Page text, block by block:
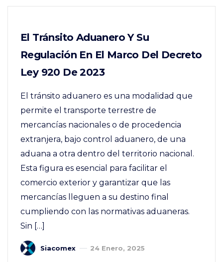
El Tránsito Aduanero Y Su
Regulación En El Marco Del Decreto
Ley 920 De 2023
El tránsito aduanero es una modalidad que
permite el transporte terrestre de
mercancías nacionales o de procedencia
extranjera, bajo control aduanero, de una
aduana a otra dentro del territorio nacional.
Esta figura es esencial para facilitar el
comercio exterior y garantizar que las
mercancías lleguen a su destino final
cumpliendo con las normativas aduaneras.
Sin […]
Siacomex 24 Enero, 2025